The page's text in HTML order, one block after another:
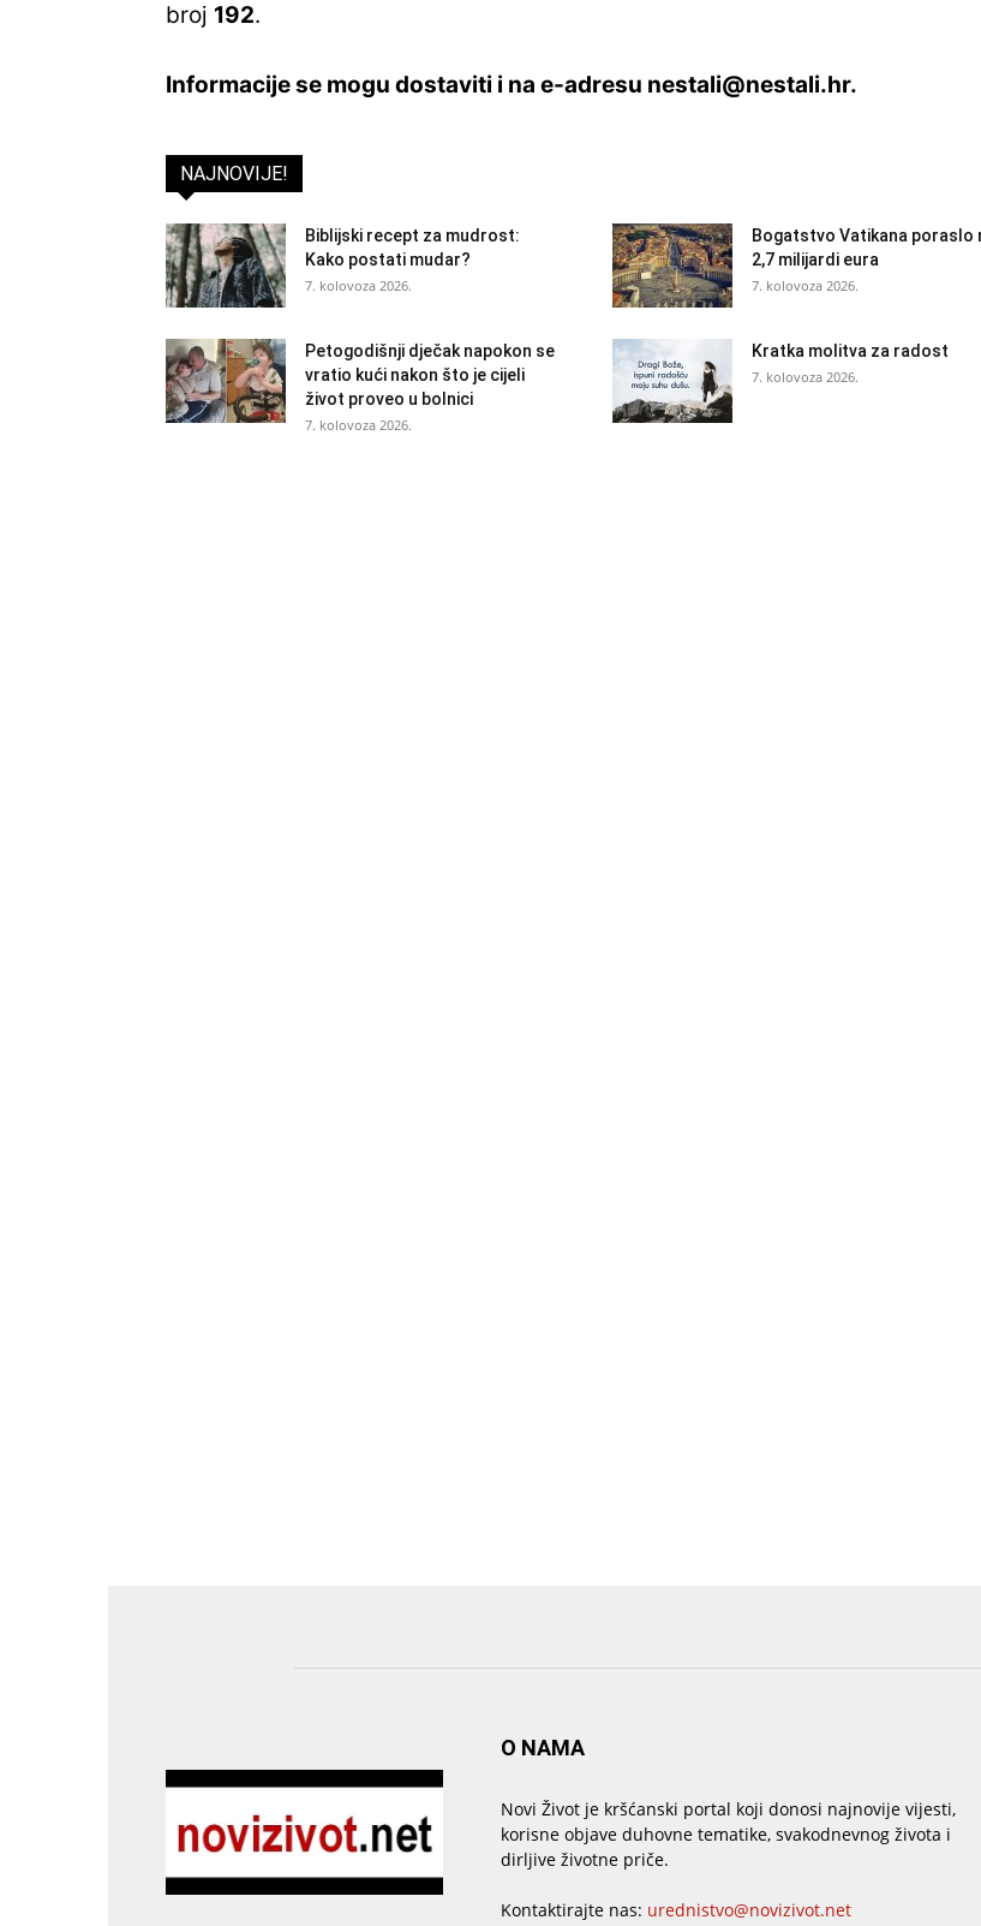
broj 192.
Informacije se mogu dostaviti i na e-adresu nestali@nestali.hr.
NAJNOVIJE!
Biblijski recept za mudrost:
Kako postati mudar?
7. kolovoza 2026.
Bogatstvo Vatikana poraslo
2,7 milijardi eura
7. kolovoza 2026.
Petogodišnji dječak napokon se
vratio kući nakon što je cijeli
život proveo u bolnici
7. kolovoza 2026.
Kratka molitva za radost
7. kolovoza 2026.
O NAMA
Novi Život je kršćanski portal koji donosi najnovije vijesti,
korisne objave duhovne tematike, svakodnevnog života i
dirljive životne priče.
Kontaktirajte nas: urednistvo@novizivot.net